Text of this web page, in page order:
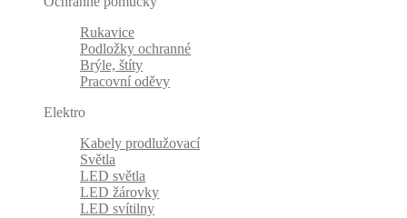
Rukavice
Podložky ochranné
Brýle, štíty
Pracovní oděvy
Elektro
Kabely prodlužovací
Světla
LED světla
LED žárovky
LED svítilny